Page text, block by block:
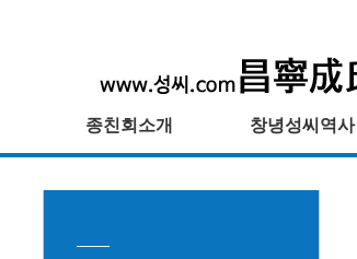
종친회소개 창녕성씨역사